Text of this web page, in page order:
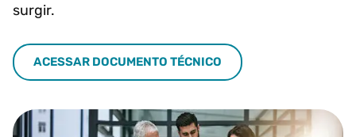
surgir.
ACESSAR DOCUMENTO TÉCNICO